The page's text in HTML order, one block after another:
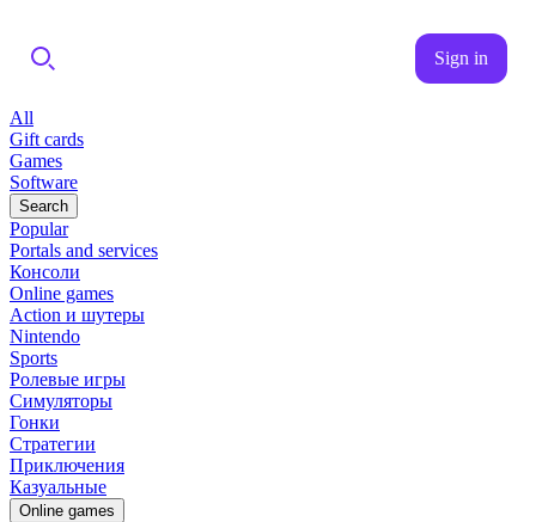
Sign in
All
Gift cards
Games
Software
Search
Popular
Portals and services
Консоли
Online games
Action и шутеры
Nintendo
Sports
Ролевые игры
Симуляторы
Гонки
Стратегии
Приключения
Казуальные
Online games